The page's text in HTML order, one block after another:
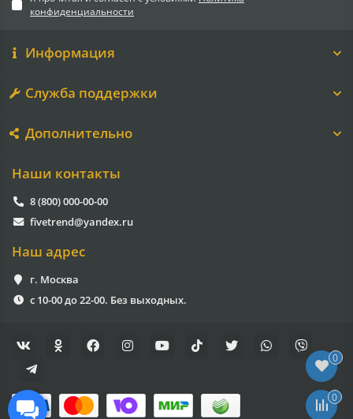
конфиденциальности
Информация
Служба поддержки
Дополнительно
Наши контакты
8 (800) 000-00-00
fivetrend@yandex.ru
Наш адрес
г. Москва
с 10-00 до 22-00. Без выходных.
0
0